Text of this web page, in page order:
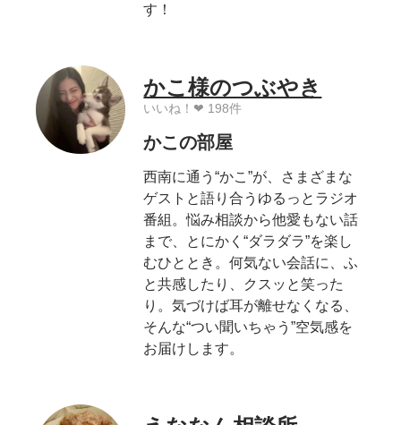
す！
かこ様のつぶやき
いいね！❤︎ 198件
かこの部屋
西南に通う“かこ”が、さまざまな
ゲストと語り合うゆるっとラジオ
番組。悩み相談から他愛もない話
まで、とにかく“ダラダラ”を楽し
むひととき。何気ない会話に、ふ
と共感したり、クスッと笑った
り。気づけば耳が離せなくなる、
そんな“つい聞いちゃう”空気感を
お届けします。